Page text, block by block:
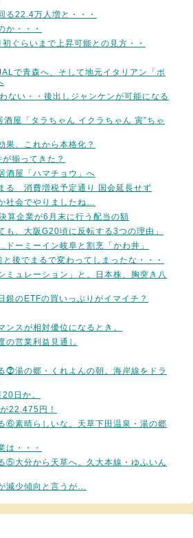
る22.4万人増と・・・
か・・・
ぐらいまで上昇可能との見方・・
で青森へ、そして地元イタリアン「ボ
ない・・後出しジャンケンが可能になる
屋「タラちゃん イクラちゃん 寅”ちゃ
果、これから本格化？
揃ってきた？
酒屋「ハマチョウ」へ
る 消費増税予定通り 国会延長せず
社会でやりましたね…
算企業が6月末に行う配当の額
も、大阪G20頃に反転する3つの理由」
ーミーイン岐阜と割烹「かわ井」
後でまるで変わってしまったな・・・
ミュレーション」と。日本株、胸突き八
銀のETFの買いっぷりがイマイチ？
ンスが相対優位になるとき。
の営業利益見通し
⓻湯の郷・くれよんの朝。海岸線をドラ
日か。
22,475円！
⑥素晴らしいな。天草下田温泉・湯の郷
は・・・
⑤大分から天草へ。久大本線・ゆふいん
減少傾向と言うが…